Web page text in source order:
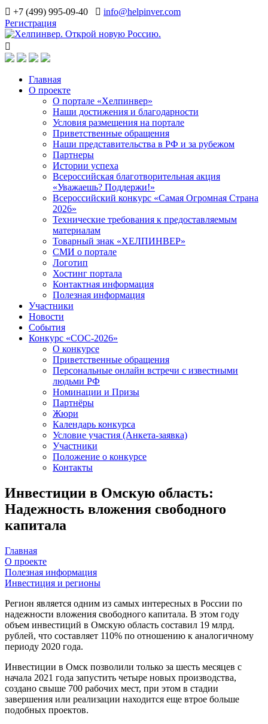
+7 (499) 995-09-40
info@helpinver.com
Регистрация
Главная
О проекте
О портале «Хелпинвер»
Наши достижения и благодарности
Условия размещения на портале
Приветственные обращения
Наши представительства в РФ и за рубежом
Партнеры
Истории успеха
Всероссийская благотворительная акция
«Уважаешь? Поддержи!»
Всероссийский конкурс «Самая Огромная Страна
2026»
Технические требования к предоставляемым
материалам
Товарный знак «ХЕЛПИНВЕР»
СМИ о портале
Логотип
Хостинг портала
Контактная информация
Полезная информация
Участники
Новости
События
Конкурс «СОС-2026»
О конкурсе
Приветственные обращения
Персональные онлайн встречи с известными
людьми РФ
Номинации и Призы
Партнёры
Жюри
Календарь конкурса
Условие участия (Анкета-заявка)
Участники
Положение о конкурсе
Контакты
Инвестиции в Омскую область:
Надежность вложения свободного
капитала
Главная
О проекте
Полезная информация
Инвестиция и регионы
Регион является одним из самых интересных в России по
надежности вложения свободного капитала. В этом году
объем инвестиций в Омскую область составил 19 млрд.
рублей, что составляет 110% по отношению к аналогичному
периоду 2020 года.
Инвестиции в Омск позволили только за шесть месяцев с
начала 2021 года запустить четыре новых производства,
создано свыше 700 рабочих мест, при этом в стадии
завершения или реализации находится еще втрое больше
подобных проектов.